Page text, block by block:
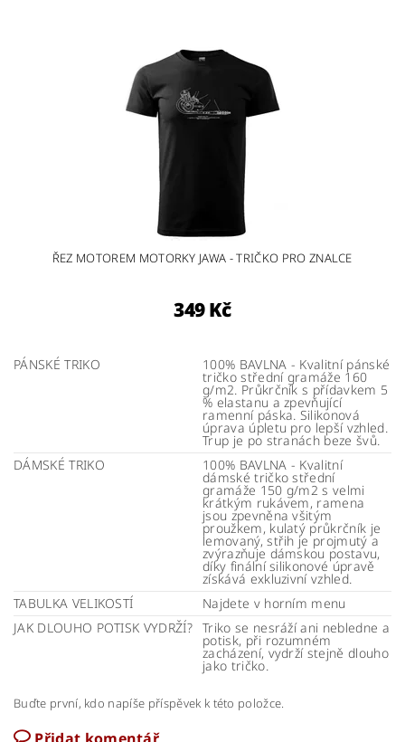
ŘEZ MOTOREM MOTORKY JAWA - TRIČKO PRO ZNALCE
349 Kč
PÁNSKÉ TRIKO 100% BAVLNA - Kvalitní pánské
tričko střední gramáže 160
g/m2. Průkrčník s přídavkem 5
% elastanu a zpevňující
ramenní páska. Silikonová
úprava úpletu pro lepší vzhled.
Trup je po stranách beze švů.
DÁMSKÉ TRIKO
100% BAVLNA - Kvalitní
dámské tričko střední
gramáže 150 g/m2 s velmi
krátkým rukávem, ramena
jsou zpevněna všitým
proužkem, kulatý průkrčník je
lemovaný, střih je projmutý a
zvýrazňuje dámskou postavu,
díky finální silikonové úpravě
získává exkluzivní vzhled.
TABULKA VELIKOSTÍ
Najdete v horním menu
JAK DLOUHO POTISK VYDRŽÍ? Triko se nesráží ani nebledne a
potisk, při rozumném
zacházení, vydrží stejně dlouho
jako tričko.
Buďte první, kdo napíše příspěvek k této položce.